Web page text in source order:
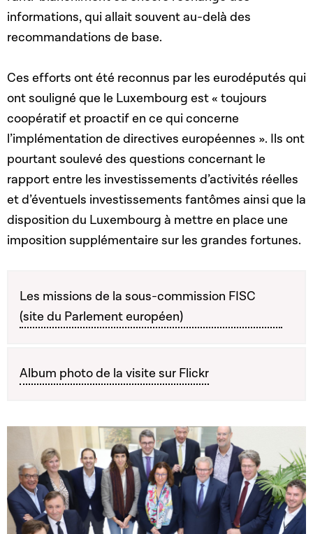
informations, qui allait souvent au-delà des
recommandations de base.
Ces efforts ont été reconnus par les eurodéputés qui
ont souligné que le Luxembourg est « toujours
coopératif et proactif en ce qui concerne
l’implémentation de directives européennes ». Ils ont
pourtant soulevé des questions concernant le
rapport entre les investissements d’activités réelles
et d’éventuels investissements fantômes ainsi que la
disposition du Luxembourg à mettre en place une
imposition supplémentaire sur les grandes fortunes.
Les missions de la sous-commission FISC
(site du Parlement européen)
Album photo de la visite sur Flickr